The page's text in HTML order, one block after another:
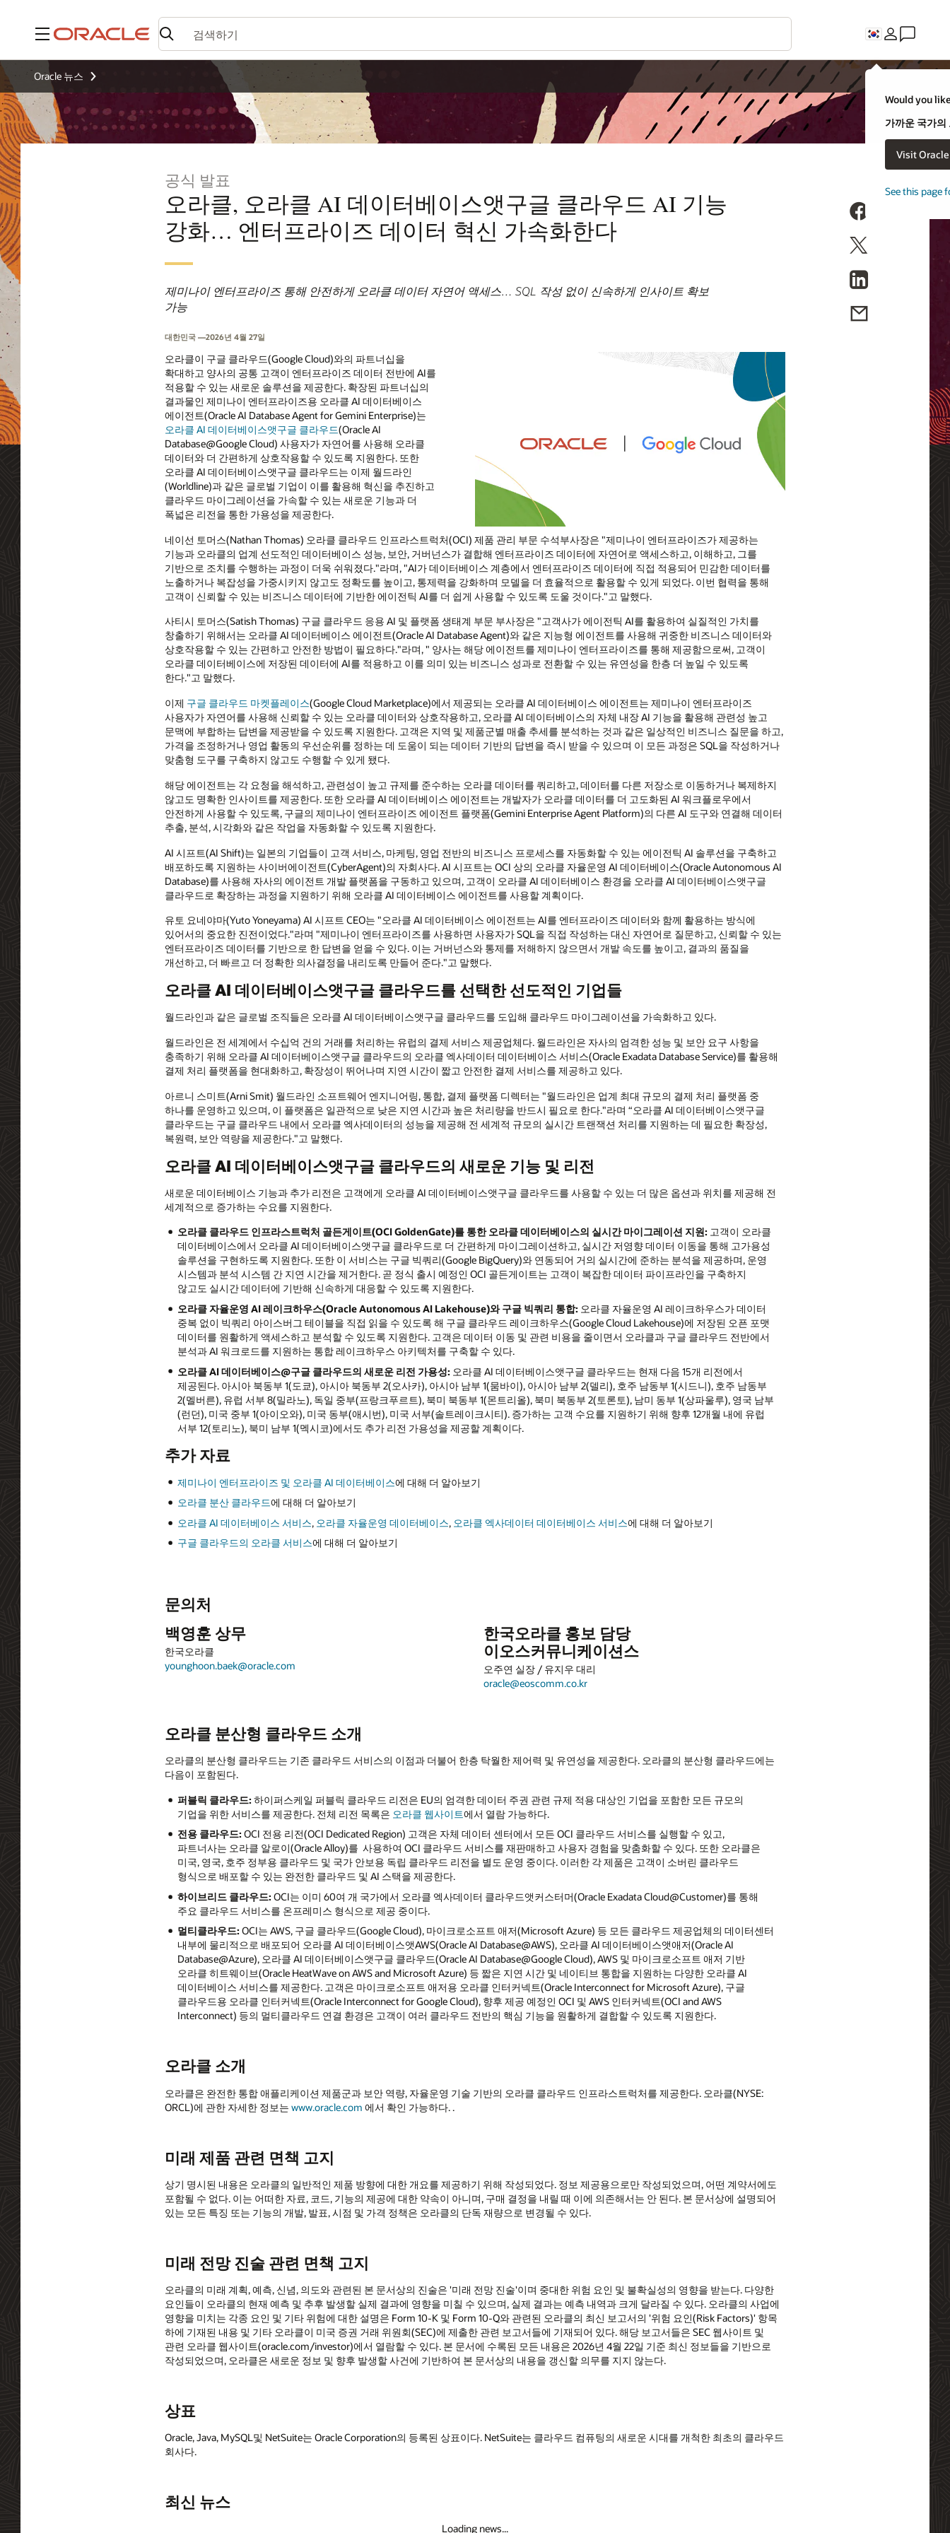
메뉴
Would you
가까운 국가의
Visit
See this page
Oracle 뉴스
공식 발표
오라클, 오라클 AI 데이터베이스앳구글 클라우드 AI 기능
강화… 엔터프라이즈 데이터 혁신 가속화한다
제미나이 엔터프라이즈 통해 안전하게 오라클 데이터 자연어 액세스… SQL 작성 없이 신속하게 인사이트 확보
가능
대한민국 —2026년 4월 27일
오라클이 구글 클라우드(Google Cloud)와의 파트너십을
확대하고 양사의 공통 고객이 엔터프라이즈 데이터 전반에 AI를
적용할 수 있는 새로운 솔루션을 제공한다. 확장된 파트너십의
결과물인 제미나이 엔터프라이즈용 오라클 AI 데이터베이스
에이전트(Oracle AI Database Agent for Gemini Enterprise)는
오라클 AI 데이터베이스앳구글 클라우드(Oracle AI
Database@Google Cloud) 사용자가 자연어를 사용해 오라클
데이터와 더 간편하게 상호작용할 수 있도록 지원한다. 또한
오라클 AI 데이터베이스앳구글 클라우드는 이제 월드라인
(Worldline)과 같은 글로벌 기업이 이를 활용해 혁신을 추진하고
클라우드 마이그레이션을 가속할 수 있는 새로운 기능과 더
폭넓은 리전을 통한 가용성을 제공한다.
네이선 토머스(Nathan Thomas) 오라클 클라우드 인프라스트럭처(OCI) 제품 관리 부문 수석부사장은 "제미나이 엔터프라이즈가 제공하는
기능과 오라클의 업계 선도적인 데이터베이스 성능, 보안, 거버넌스가 결합해 엔터프라이즈 데이터에 자연어로 액세스하고, 이해하고, 그를
기반으로 조치를 수행하는 과정이 더욱 쉬워졌다."라며, "AI가 데이터베이스 계층에서 엔터프라이즈 데이터에 직접 적용되어 민감한 데이터를
노출하거나 복잡성을 가중시키지 않고도 정확도를 높이고, 통제력을 강화하며 모델을 더 효율적으로 활용할 수 있게 되었다. 이번 협력을 통해
고객이 신뢰할 수 있는 비즈니스 데이터에 기반한 에이전틱 AI를 더 쉽게 사용할 수 있도록 도울 것이다."고 말했다.
사티시 토머스(Satish Thomas) 구글 클라우드 응용 AI 및 플랫폼 생태계 부문 부사장은 "고객사가 에이전틱 AI를 활용하여 실질적인 가치를
창출하기 위해서는 오라클 AI 데이터베이스 에이전트(Oracle AI Database Agent)와 같은 지능형 에이전트를 사용해 귀중한 비즈니스 데이터와
상호작용할 수 있는 간편하고 안전한 방법이 필요하다."라며, " 양사는 해당 에이전트를 제미나이 엔터프라이즈를 통해 제공함으로써, 고객이
오라클 데이터베이스에 저장된 데이터에 AI를 적용하고 이를 의미 있는 비즈니스 성과로 전환할 수 있는 유연성을 한층 더 높일 수 있도록
한다."고 말했다.
이제 구글 클라우드 마켓플레이스(Google Cloud Marketplace)에서 제공되는 오라클 AI 데이터베이스 에이전트는 제미나이 엔터프라이즈
사용자가 자연어를 사용해 신뢰할 수 있는 오라클 데이터와 상호작용하고, 오라클 AI 데이터베이스의 자체 내장 AI 기능을 활용해 관련성 높고
문맥에 부합하는 답변을 제공받을 수 있도록 지원한다. 고객은 지역 및 제품군별 매출 추세를 분석하는 것과 같은 일상적인 비즈니스 질문을 하고,
가격을 조정하거나 영업 활동의 우선순위를 정하는 데 도움이 되는 데이터 기반의 답변을 즉시 받을 수 있으며 이 모든 과정은 SQL을 작성하거나
맞춤형 도구를 구축하지 않고도 수행할 수 있게 됐다.
해당 에이전트는 각 요청을 해석하고, 관련성이 높고 규제를 준수하는 오라클 데이터를 쿼리하고, 데이터를 다른 저장소로 이동하거나 복제하지
않고도 명확한 인사이트를 제공한다. 또한 오라클 AI 데이터베이스 에이전트는 개발자가 오라클 데이터를 더 고도화된 AI 워크플로우에서
안전하게 사용할 수 있도록, 구글의 제미나이 엔터프라이즈 에이전트 플랫폼(Gemini Enterprise Agent Platform)의 다른 AI 도구와 연결해 데이터
추출, 분석, 시각화와 같은 작업을 자동화할 수 있도록 지원한다.
AI 시프트(AI Shift)는 일본의 기업들이 고객 서비스, 마케팅, 영업 전반의 비즈니스 프로세스를 자동화할 수 있는 에이전틱 AI 솔루션을 구축하고
배포하도록 지원하는 사이버에이전트(CyberAgent)의 자회사다. AI 시프트는 OCI 상의 오라클 자율운영 AI 데이터베이스(Oracle Autonomous AI
Database)를 사용해 자사의 에이전트 개발 플랫폼을 구동하고 있으며, 고객이 오라클 AI 데이터베이스 환경을 오라클 AI 데이터베이스앳구글
클라우드로 확장하는 과정을 지원하기 위해 오라클 AI 데이터베이스 에이전트를 사용할 계획이다.
유토 요네야마(Yuto Yoneyama) AI 시프트 CEO는 "오라클 AI 데이터베이스 에이전트는 AI를 엔터프라이즈 데이터와 함께 활용하는 방식에
있어서의 중요한 진전이었다."라며 "제미나이 엔터프라이즈를 사용하면 사용자가 SQL을 직접 작성하는 대신 자연어로 질문하고, 신뢰할 수 있는
엔터프라이즈 데이터를 기반으로 한 답변을 얻을 수 있다. 이는 거버넌스와 통제를 저해하지 않으면서 개발 속도를 높이고, 결과의 품질을
개선하고, 더 빠르고 더 정확한 의사결정을 내리도록 만들어 준다."고 말했다.
오라클 AI 데이터베이스앳구글 클라우드를 선택한 선도적인 기업들
월드라인과 같은 글로벌 조직들은 오라클 AI 데이터베이스앳구글 클라우드를 도입해 클라우드 마이그레이션을 가속화하고 있다.
월드라인은 전 세계에서 수십억 건의 거래를 처리하는 유럽의 결제 서비스 제공업체다. 월드라인은 자사의 엄격한 성능 및 보안 요구 사항을
충족하기 위해 오라클 AI 데이터베이스앳구글 클라우드의 오라클 엑사데이터 데이터베이스 서비스(Oracle Exadata Database Service)를 활용해
결제 처리 플랫폼을 현대화하고, 확장성이 뛰어나며 지연 시간이 짧고 안전한 결제 서비스를 제공하고 있다.
아르니 스미트(Arni Smit) 월드라인 소프트웨어 엔지니어링, 통합, 결제 플랫폼 디렉터는 "월드라인은 업계 최대 규모의 결제 처리 플랫폼 중
하나를 운영하고 있으며, 이 플랫폼은 일관적으로 낮은 지연 시간과 높은 처리량을 반드시 필요로 한다."라며 “오라클 AI 데이터베이스앳구글
클라우드는 구글 클라우드 내에서 오라클 엑사데이터의 성능을 제공해 전 세계적 규모의 실시간 트랜잭션 처리를 지원하는 데 필요한 확장성,
복원력, 보안 역량을 제공한다."고 말했다.
오라클 AI 데이터베이스앳구글 클라우드의 새로운 기능 및 리전
새로운 데이터베이스 기능과 추가 리전은 고객에게 오라클 AI 데이터베이스앳구글 클라우드를 사용할 수 있는 더 많은 옵션과 위치를 제공해 전
세계적으로 증가하는 수요를 지원한다.
오라클 클라우드 인프라스트럭처 골든게이트(OCI GoldenGate)를 통한 오라클 데이터베이스의 실시간 마이그레이션 지원: 고객이 오라클
데이터베이스에서 오라클 AI 데이터베이스앳구글 클라우드로 더 간편하게 마이그레이션하고, 실시간 저영향 데이터 이동을 통해 고가용성
솔루션을 구현하도록 지원한다. 또한 이 서비스는 구글 빅쿼리(Google BigQuery)와 연동되어 거의 실시간에 준하는 분석을 제공하며, 운영
시스템과 분석 시스템 간 지연 시간을 제거한다. 곧 정식 출시 예정인 OCI 골든게이트는 고객이 복잡한 데이터 파이프라인을 구축하지
않고도 실시간 데이터에 기반해 신속하게 대응할 수 있도록 지원한다.
오라클 자율운영 AI레이크하우스(Oracle Autonomous AI Lakehouse)와 구글 빅쿼리 통합: 오라클 자율운영 AI 레이크하우스가 데이터
중복 없이 빅쿼리 아이스버그 테이블을 직접 읽을 수 있도록 해 구글 클라우드 레이크하우스(Google Cloud Lakehouse)에 저장된 오픈 포맷
데이터를 원활하게 액세스하고 분석할 수 있도록 지원한다. 고객은 데이터 이동 및 관련 비용을 줄이면서 오라클과 구글 클라우드 전반에서
분석과 AI 워크로드를 지원하는 통합 레이크하우스 아키텍처를 구축할 수 있다.
오라클AI데이터베이스@구글 클라우드의 새로운 리전 가용성: 오라클 AI 데이터베이스앳구글 클라우드는 현재 다음 15개 리전에서
제공된다. 아시아 북동부 1(도쿄), 아시아 북동부 2(오사카), 아시아 남부 1(뭄바이), 아시아 남부 2(델리), 호주 남동부 1(시드니), 호주 남동부
2(멜버른), 유럽 서부 8(밀라노), 독일 중부(프랑크푸르트), 북미 북동부 1(몬트리올), 북미 북동부 2(토론토), 남미 동부 1(상파울루), 영국 남부
(런던), 미국 중부 1(아이오와), 미국 동부(애시번), 미국 서부(솔트레이크시티). 증가하는 고객 수요를 지원하기 위해 향후 12개월 내에 유럽
서부 12(토리노), 북미 남부 1(멕시코)에서도 추가 리전 가용성을 제공할 계획이다.
추가 자료
제미나이 엔터프라이즈 및 오라클 AI 데이터베이스에 대해 더 알아보기
오라클 분산 클라우드에 대해 더 알아보기
오라클 AI 데이터베이스 서비스, 오라클 자율운영 데이터베이스, 오라클 엑사데이터 데이터베이스 서비스에 대해 더 알아보기
구글 클라우드의 오라클 서비스에 대해 더 알아보기
문의처
백영훈 상무
한국오라클
younghoon.baek@oracle.com
한국오라클 홍보 담당
이오스커뮤니케이션스
오주연 실장 / 유지우 대리
oracle@eoscomm.co.kr
오라클 분산형 클라우드 소개
오라클의 분산형 클라우드는 기존 클라우드 서비스의 이점과 더불어 한층 탁월한 제어력 및 유연성을 제공한다. 오라클의 분산형 클라우드에는
다음이 포함된다.
퍼블릭 클라우드: 하이퍼스케일 퍼블릭 클라우드 리전은 EU의 엄격한 데이터 주권 관련 규제 적용 대상인 기업을 포함한 모든 규모의
기업을 위한 서비스를 제공한다. 전체 리전 목록은 오라클 웹사이트에서 열람 가능하다.
전용 클라우드: OCI 전용 리전(OCI Dedicated Region) 고객은 자체 데이터 센터에서 모든 OCI 클라우드 서비스를 실행할 수 있고,
파트너사는 오라클 알로이(Oracle Alloy)를 사용하여 OCI 클라우드 서비스를 재판매하고 사용자 경험을 맞춤화할 수 있다. 또한 오라클은
미국, 영국, 호주 정부용 클라우드 및 국가 안보용 독립 클라우드 리전을 별도 운영 중이다. 이러한 각 제품은 고객이 소버린 클라우드
형식으로 배포할 수 있는 완전한 클라우드 및 AI 스택을 제공한다.
하이브리드 클라우드: OCI는 이미 60여 개 국가에서 오라클 엑사데이터 클라우드앳커스터머(Oracle Exadata Cloud@Customer)를 통해
주요 클라우드 서비스를 온프레미스 형식으로 제공 중이다.
멀티클라우드: OCI는 AWS, 구글 클라우드(Google Cloud), 마이크로소프트 애저(Microsoft Azure) 등 모든 클라우드 제공업체의 데이터센터
내부에 물리적으로 배포되어 오라클 AI 데이터베이스앳AWS(Oracle AI Database@AWS), 오라클 AI 데이터베이스앳애저(Oracle AI
Database@Azure), 오라클 AI 데이터베이스앳구글 클라우드(Oracle AI Database@Google Cloud), AWS 및 마이크로소프트 애저 기반
오라클 히트웨이브(Oracle HeatWave on AWS and Microsoft Azure) 등 짧은 지연 시간 및 네이티브 통합을 지원하는 다양한 오라클 AI
데이터베이스 서비스를 제공한다. 고객은 마이크로소프트 애저용 오라클 인터커넥트(Oracle Interconnect for Microsoft Azure), 구글
클라우드용 오라클 인터커넥트(Oracle Interconnect for Google Cloud), 향후 제공 예정인 OCI 및 AWS 인터커넥트(OCI and AWS
Interconnect) 등의 멀티클라우드 연결 환경은 고객이 여러 클라우드 전반의 핵심 기능을 원활하게 결합할 수 있도록 지원한다.
오라클 소개
오라클은 완전한 통합 애플리케이션 제품군과 보안 역량, 자율운영 기술 기반의 오라클 클라우드 인프라스트럭처를 제공한다. 오라클(NYSE:
ORCL)에 관한 자세한 정보는 www.oracle.com 에서 확인 가능하다. .
미래 제품 관련 면책 고지
상기 명시된 내용은 오라클의 일반적인 제품 방향에 대한 개요를 제공하기 위해 작성되었다. 정보 제공용으로만 작성되었으며, 어떤 계약서에도
포함될 수 없다. 이는 어떠한 자료, 코드, 기능의 제공에 대한 약속이 아니며, 구매 결정을 내릴 때 이에 의존해서는 안 된다. 본 문서상에 설명되어
있는 모든 특징 또는 기능의 개발, 발표, 시점 및 가격 정책은 오라클의 단독 재량으로 변경될 수 있다.
미래 전망 진술 관련 면책 고지
오라클의 미래 계획, 예측, 신념, 의도와 관련된 본 문서상의 진술은 '미래 전망 진술'이며 중대한 위험 요인 및 불확실성의 영향을 받는다. 다양한
요인들이 오라클의 현재 예측 및 추후 발생할 실제 결과에 영향을 미칠 수 있으며, 실제 결과는 예측 내역과 크게 달라질 수 있다. 오라클의 사업에
영향을 미치는 각종 요인 및 기타 위험에 대한 설명은 Form 10-K 및 Form 10-Q와 관련된 오라클의 최신 보고서의 '위험 요인(Risk Factors)' 항목
하에 기재된 내용 및 기타 오라클이 미국 증권 거래 위원회(SEC)에 제출한 관련 보고서들에 기재되어 있다. 해당 보고서들은 SEC 웹사이트 및
관련 오라클 웹사이트(oracle.com/investor)에서 열람할 수 있다. 본 문서에 수록된 모든 내용은 2026년 4월 22일 기준 최신 정보들을 기반으로
작성되었으며, 오라클은 새로운 정보 및 향후 발생할 사건에 기반하여 본 문서상의 내용을 갱신할 의무를 지지 않는다.
상표
Oracle, Java, MySQL및 NetSuite는 Oracle Corporation의 등록된 상표이다. NetSuite는 클라우드 컴퓨팅의 새로운 시대를 개척한 최초의 클라우드
회사다.
최신 뉴스
Loading news...